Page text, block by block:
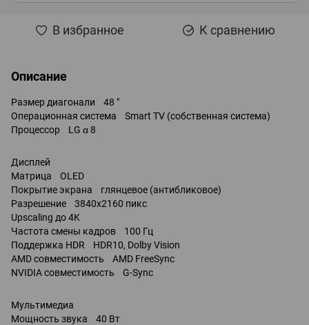
В избранное К сравнению
Описание
Размер диагонали 48 "
Операционная система Smart TV (собственная система)
Процессор LG α 8
Дисплей
Матрица OLED
Покрытие экрана глянцевое (антибликовое)
Разрешение 3840x2160 пикс
Upscaling до 4K
Частота смены кадров 100 Гц
Поддержка HDR HDR10, Dolby Vision
AMD совместимость AMD FreeSync
NVIDIA совместимость G-Sync
Мультимедиа
Мощность звука 40 Вт